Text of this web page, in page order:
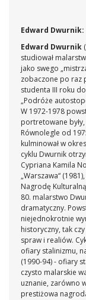
Edward Dwurnik:
Edward Dwurnik
studiował
jako swego
zobaczone po raz
studenta III roku
„Podróże
W 1972-1978
portretowane
Równolegle od
kulminował w
cyklu Dwurnik
Cypriana Kamila
„Warszawa“
Nagrodę
80. malarstwo
dramatyczny.
niejednokrotnie
historyczny, tak
spraw i realiów.
ofiary stalinizmu,
(1990-94) - ofiary
czysto malarskie
uznanie, zarówno
prestiżowa